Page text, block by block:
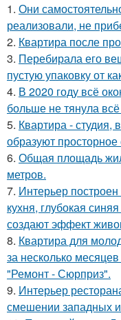
1. Они
реализовали, не
2. Квартира после
3. Перебирала его
пустую упаковку от
4. В 2020 году всё
больше не тянула
5. Квартира - студия,
образуют
6. Общая площадь
метров.
7. Интерьер
кухня, глубокая
создают эффект
8. Квартира для
за несколько
"Ремонт - Сюрприз".
9. Интерьер
смешении западных